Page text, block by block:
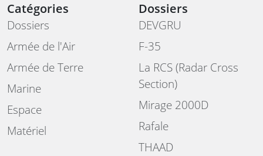
Catégories
Dossiers
Armée de l'Air
Armée de Terre
Marine
Espace
Matériel
Dossiers
DEVGRU
F-35
La RCS (Radar Cross
Section)
Mirage 2000D
Rafale
THAAD